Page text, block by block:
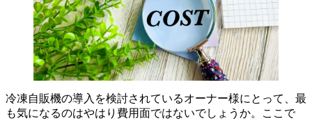
冷凍自販機の導入を検討されているオーナー様にとって、最
も気になるのはやはり費用面ではないでしょうか。ここで